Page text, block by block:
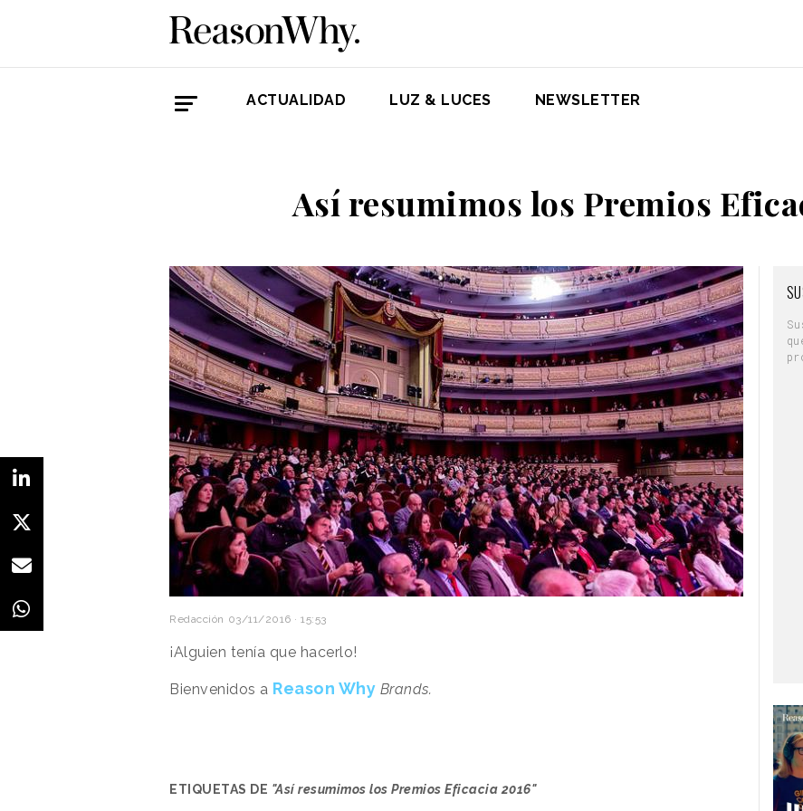
ACTUALIDAD LUZ & LUCES NEWSLETTER
Así resumimos los Premios
Redacción 03/11/2016 · 15:53
¡Alguien tenía que hacerlo!
Bienvenidos a Reason Why Brands.
ETIQUETAS DE "Así resumimos los Premios Eficacia 2016"